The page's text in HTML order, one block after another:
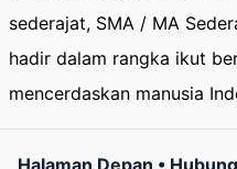
sederajat, SMA / MA
hadir dalam rangka ikut
mencerdaskan manusia
Halaman Depan •